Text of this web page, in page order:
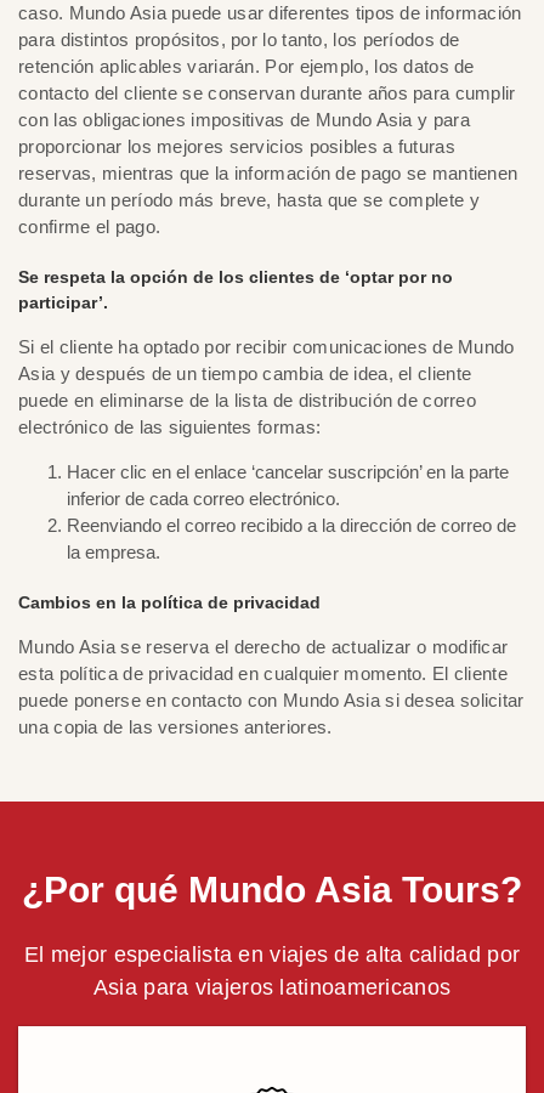
caso. Mundo Asia puede usar diferentes tipos de información
para distintos propósitos, por lo tanto, los períodos de
retención aplicables variarán. Por ejemplo, los datos de
contacto del cliente se conservan durante años para cumplir
con las obligaciones impositivas de Mundo Asia y para
proporcionar los mejores servicios posibles a futuras
reservas, mientras que la información de pago se mantienen
durante un período más breve, hasta que se complete y
confirme el pago.
Se respeta la opción de los clientes de ‘optar por no
participar’.
Si el cliente ha optado por recibir comunicaciones de Mundo
Asia y después de un tiempo cambia de idea, el cliente
puede en eliminarse de la lista de distribución de correo
electrónico de las siguientes formas:
Hacer clic en el enlace ‘cancelar suscripción’ en la parte
inferior de cada correo electrónico.
Reenviando el correo recibido a la dirección de correo de
la empresa.
Cambios en la política de privacidad
Mundo Asia se reserva el derecho de actualizar o modificar
esta política de privacidad en cualquier momento. El cliente
puede ponerse en contacto con Mundo Asia si desea solicitar
una copia de las versiones anteriores.
¿Por qué Mundo Asia Tours?
El mejor especialista en viajes de alta calidad por
Asia para viajeros latinoamericanos